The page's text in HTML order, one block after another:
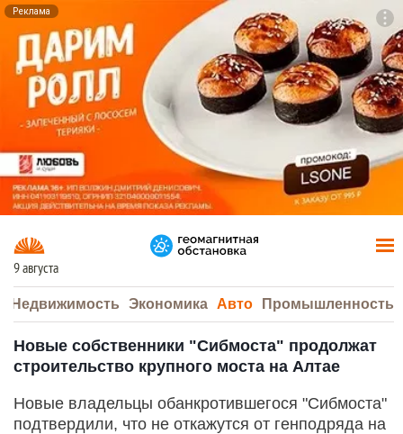
Реклама
9 августа
Недвижимость Экономика Авто Промышленность
Новые собственники "Сибмоста" продолжат
строительство крупного моста на Алтае
Новые владельцы обанкротившегося "Сибмоста"
подтвердили, что не откажутся от генподряда на